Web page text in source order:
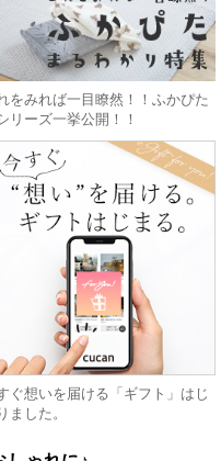
をみれば一目瞭然！！ふかぴた
リーズ一挙公開！！
ぐ想いを届ける「ギフト」はじ
ました。